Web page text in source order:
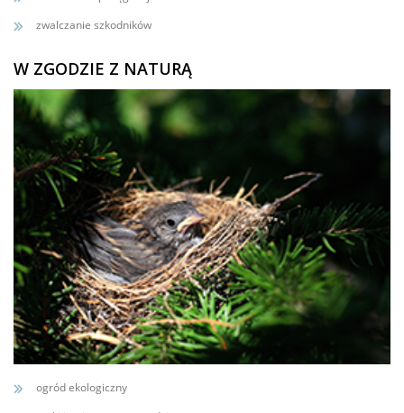
zwalczanie szkodników
W ZGODZIE Z NATURĄ
ogród ekologiczny